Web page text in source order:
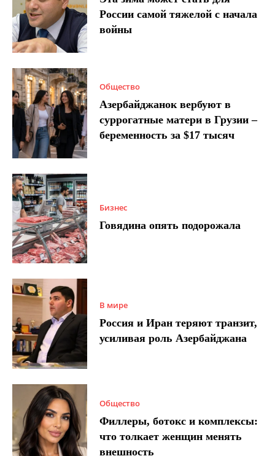
России самой тяжелой с начала
войны
Общество
Азербайджанок вербуют в
суррогатные матери в Грузии –
беременность за $17 тысяч
Бизнес
Говядина опять подорожала
В мире
Россия и Иран теряют транзит,
усиливая роль Азербайджана
Общество
Филлеры, ботокс и комплексы:
что толкает женщин менять
внешность